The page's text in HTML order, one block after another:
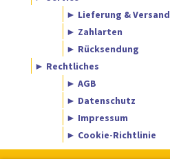
► Lieferung & Versand
► Zahlarten
► Rücksendung
► Rechtliches
► AGB
► Datenschutz
► Impressum
► Cookie-Richtlinie